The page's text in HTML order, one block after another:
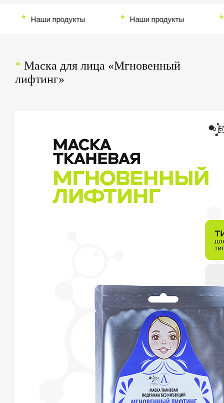
Наши продукты Наши продукты
* Маска для лица «Мгновенный
лифтинг»